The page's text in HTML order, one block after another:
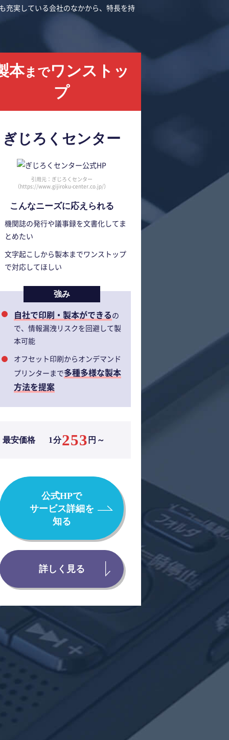
充実している会社のなかから、特長を持
本までワンストッ
プ
ぎじろくセンター
引用元：ぎじろくセンター
（https://www.gijiroku-center.co.jp/）
こんなニーズに応えられる
機関誌の発行や議事録を文書化してま
とめたい
文字起こしから製本までワンストップ
で対応してほしい
強み
自社で印刷・製本ができるの
で、情報漏洩リスクを回避して製
本可能
オフセット印刷からオンデマンド
プリンターまで多種多様な製本
方法を提案
最安価格 1分253 円～
公式HPで
サービス詳細を
知る
詳しく見る